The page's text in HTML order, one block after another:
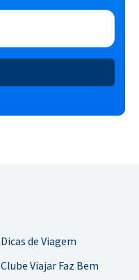
Dicas de Viagem
Clube Viajar Faz Bem